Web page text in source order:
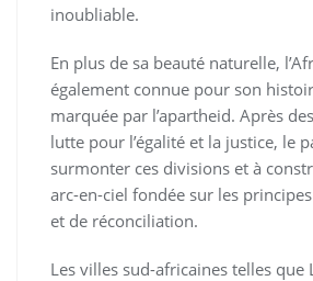
inoubliable.
En plus de sa beauté naturelle,
également connue pour son
marquée par l’apartheid. Après
lutte pour l’égalité et la justice, le
surmonter ces divisions et à
arc-en-ciel fondée sur les
et de réconciliation.
Les villes sud-africaines telles que